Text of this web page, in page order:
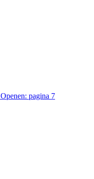
Openen: pagina 7